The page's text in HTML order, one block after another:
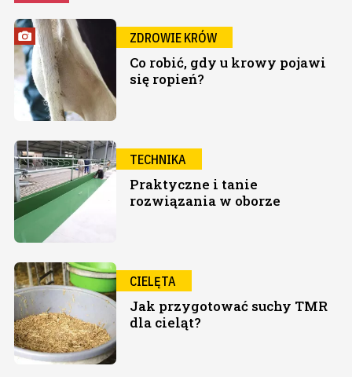
ZDROWIE KRÓW
Co robić, gdy u krowy pojawi
się ropień?
TECHNIKA
Praktyczne i tanie
rozwiązania w oborze
CIELĘTA
Jak przygotować suchy TMR
dla cieląt?